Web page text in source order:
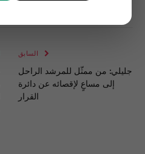
السابق
جليلي: من ممثّل للمرشد الراحل
إلى مساعٍ لإقصائه عن دائرة
القرار